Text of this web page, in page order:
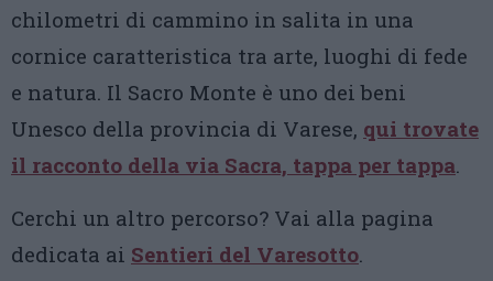
chilometri di cammino in salita in una
cornice caratteristica tra arte, luoghi di fede
e natura. Il Sacro Monte è uno dei beni
Unesco della provincia di Varese, qui trovate
il racconto della via Sacra, tappa per tappa.
Cerchi un altro percorso? Vai alla pagina
dedicata ai Sentieri del Varesotto.